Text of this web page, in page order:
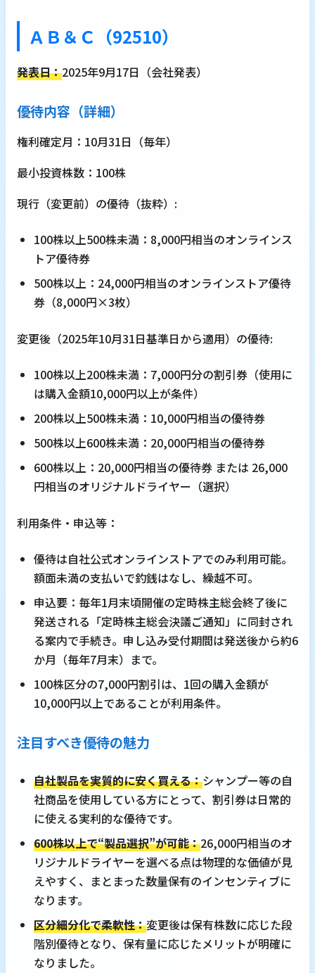
ＡＢ＆Ｃ（92510）
発表日：2025年9月17日（会社発表）
優待内容（詳細）
権利確定月：10月31日（毎年）
最小投資株数：100株
現行（変更前）の優待（抜粋）:
100株以上500株未満：8,000円相当のオンラインス
トア優待券
500株以上：24,000円相当のオンラインストア優待
券（8,000円×3枚）
変更後（2025年10月31日基準日から適用）の優待:
100株以上200株未満：7,000円分の割引券（使用に
は購入金額10,000円以上が条件）
200株以上500株未満：10,000円相当の優待券
500株以上600株未満：20,000円相当の優待券
600株以上：20,000円相当の優待券 または 26,000
円相当のオリジナルドライヤー（選択）
利用条件・申込等：
優待は自社公式オンラインストアでのみ利用可能。
額面未満の支払いで釣銭はなし、繰越不可。
申込要：毎年1月末頃開催の定時株主総会終了後に
発送される「定時株主総会決議ご通知」に同封され
る案内で手続き。申し込み受付期間は発送後から約6
か月（毎年7月末）まで。
100株区分の7,000円割引は、1回の購入金額が
10,000円以上であることが利用条件。
注目すべき優待の魅力
自社製品を実質的に安く買える：シャンプー等の自
社商品を使用している方にとって、割引券は日常的
に使える実利的な優待です。
600株以上で“製品選択”が可能：26,000円相当のオ
リジナルドライヤーを選べる点は物理的な価値が見
えやすく、まとまった数量保有のインセンティブに
なります。
区分細分化で柔軟性：変更後は保有株数に応じた段
階別優待となり、保有量に応じたメリットが明確に
なりました。